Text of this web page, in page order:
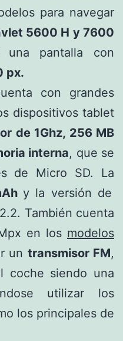
para navegar
5600 H y 7600
pantalla con
px.
con grandes
dispositivos tablet
de 1Ghz, 256 MB
interna, que se
de Micro SD. La
y la versión de
También cuenta
en los modelos
un transmisor FM,
coche siendo una
utilizar los
los principales de